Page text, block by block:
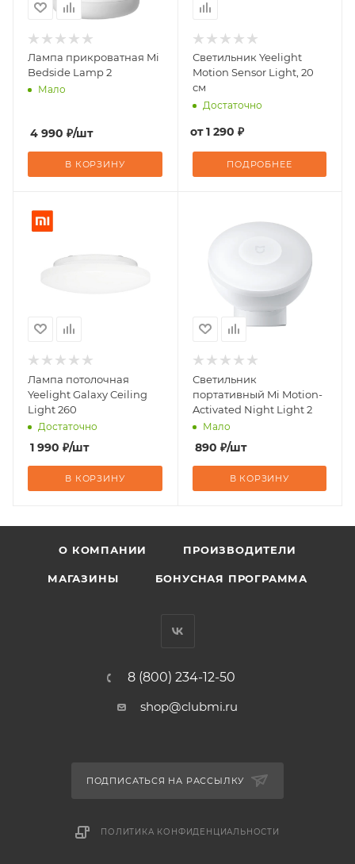
Лампа прикроватная Mi
Bedside Lamp 2
Мало
4 990 ₽/шт
В КОРЗИНУ
Светильник Yeelight
Motion Sensor Light, 20
см
Достаточно
от1 290 ₽
ПОДРОБНЕЕ
Лампа потолочная
Yeelight Galaxy Ceiling
Light 260
Достаточно
1 990 ₽/шт
В КОРЗИНУ
Светильник
портативный Mi Motion-
Activated Night Light 2
Мало
890 ₽/шт
В КОРЗИНУ
О КОМПАНИИ ПРОИЗВОДИТЕЛИ
МАГАЗИНЫ БОНУСНАЯ ПРОГРАММА
8 (800) 234-12-50
shop@clubmi.ru
ПОДПИСАТЬСЯ НА РАССЫЛКУ
ПОЛИТИКА КОНФИДЕНЦИАЛЬНОСТИ